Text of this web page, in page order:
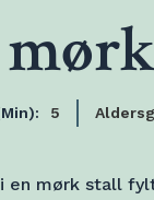
5
en mørk stall